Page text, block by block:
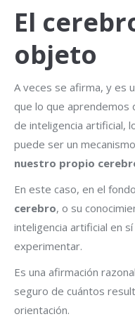
El
objeto
A veces se afirma, y es
que lo que aprendemos
de inteligencia artificial,
puede ser un
nuestro propio
En este caso, en el
cerebro, o su
inteligencia artificial en
experimentar.
Es una afirmación
seguro de cuántos
orientación.